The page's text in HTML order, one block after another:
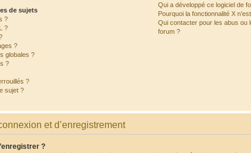
de sujets
?
?
?
globales ?
?
?
sujet ?
Qui a développé ce logiciel de
Pourquoi la fonctionnalité X
Qui contacter pour les abus ou
forum ?
et d’enregistrement
?